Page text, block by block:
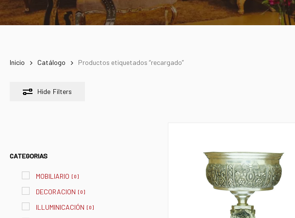
Inicio Catálogo Productos etiquetados “recargado”
Hide Filters
CATEGORIAS
MOBILIARIO [0]
DECORACION [0]
ILLUMINICACIÓN [0]